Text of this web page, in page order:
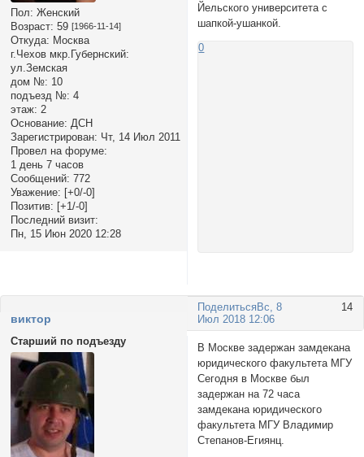
Пол: Женский
Возраст: 59 [1966-11-14]
Откуда: Москва
г.Чехов мкр.Губернский:
ул.Земская
дом №: 10
подъезд №: 4
этаж: 2
Основание: ДСН
Зарегистрирован: Чт, 14 Июл 2011
Провел на форуме:
1 день 7 часов
Сообщений: 772
Уважение: [+0/-0]
Позитив: [+1/-0]
Последний визит:
Пн, 15 Июн 2020 12:28
Йельского университета с
шапкой-ушанкой.
0
Поделиться 14
Вс, 8
Июл 2018 12:06
виктор
Старший по подъезду
В Москве задержан замдекана
юридического факультета МГУ
Сегодня в Москве был
задержан на 72 часа
замдекана юридического
факультета МГУ Владимир
Степанов-Егиянц.